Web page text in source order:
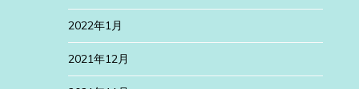
2022年1月
2021年12月